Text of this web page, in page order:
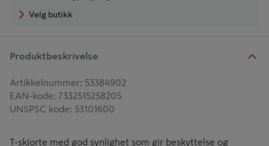
Velg butikk
Produktbeskrivelse
Artikkelnummer: 53384902
EAN-kode: 7332515258205
UNSPSC kode: 53101600
T-skjorte med god synlighet som gir beskyttelse og